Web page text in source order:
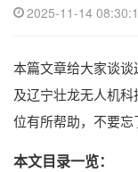
2025-11-14
本篇文章给大家谈
及辽宁壮龙无人机
位有所帮助，不要忘
本文目录一览：